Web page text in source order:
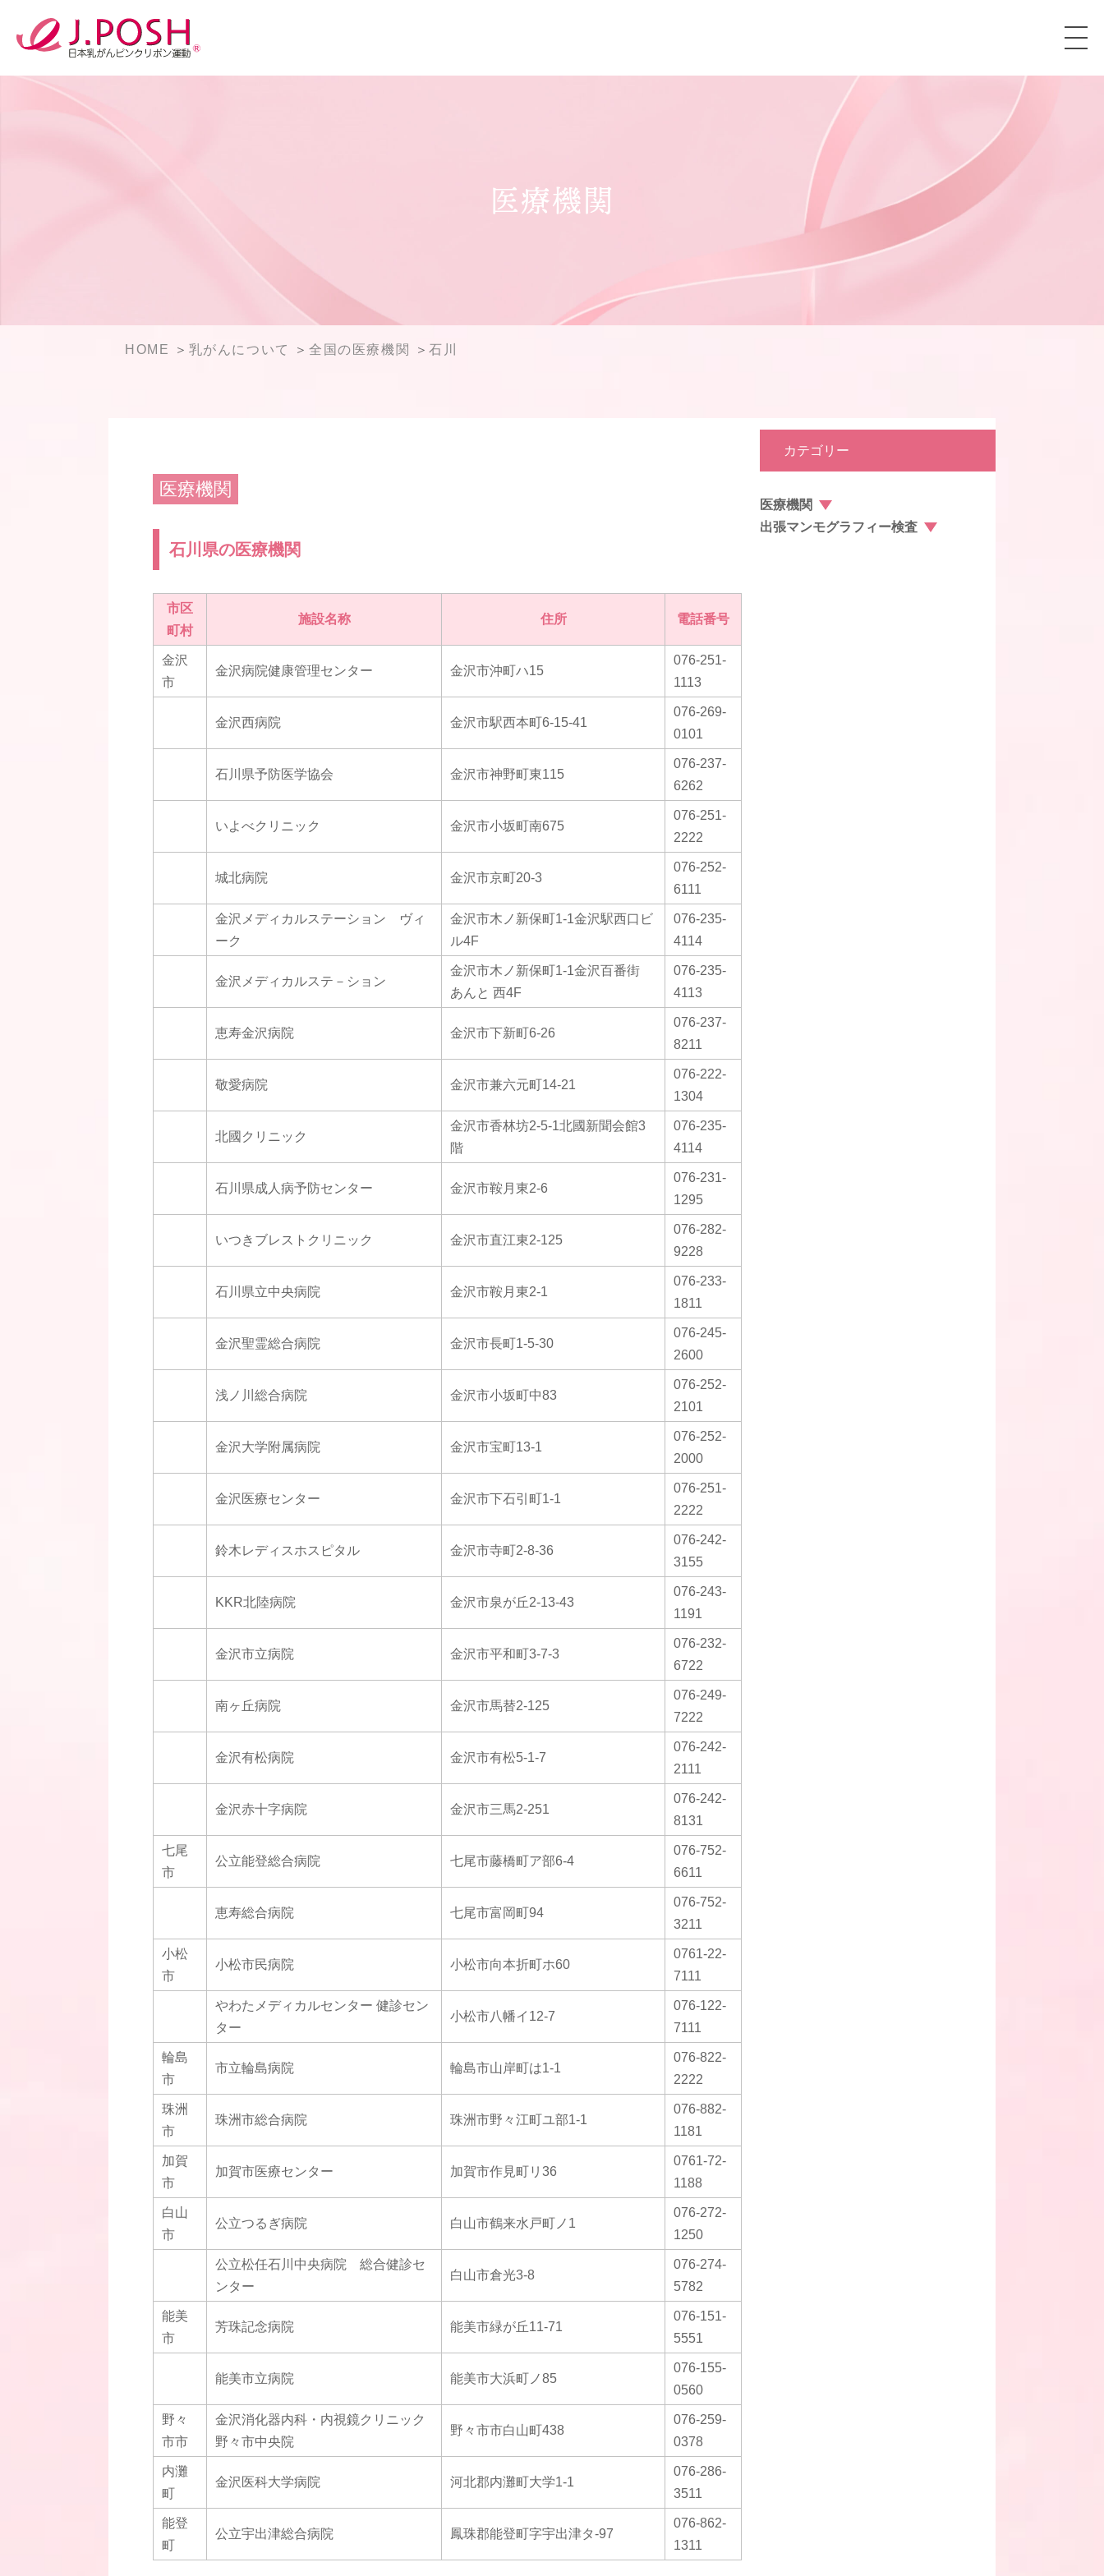
医療機関
HOME 乳がんについて 全国の医療機関 石川
医療機関
石川県の医療機関
市区
町村
施設名称 住所 電話番号
金沢
市
金沢病院健康管理センター 金沢市沖町ハ15
076-251-
1113
金沢西病院 金沢市駅西本町6-15-41
076-269-
0101
石川県予防医学協会 金沢市神野町東115
076-237-
6262
いよべクリニック 金沢市小坂町南675
076-251-
2222
城北病院 金沢市京町20-3
076-252-
6111
金沢メディカルステーション ヴィ
ーク
金沢市木ノ新保町1-1金沢駅西口ビ
ル4F
076-235-
4114
金沢メディカルステ－ション
金沢市木ノ新保町1-1金沢百番街
あんと 西4F
076-235-
4113
恵寿金沢病院 金沢市下新町6-26
076-237-
8211
敬愛病院 金沢市兼六元町14-21
076-222-
1304
北國クリニック
金沢市香林坊2-5-1北國新聞会館3
階
076-235-
4114
石川県成人病予防センター 金沢市鞍月東2-6
076-231-
1295
いつきブレストクリニック 金沢市直江東2-125
076-282-
9228
石川県立中央病院 金沢市鞍月東2-1
076-233-
1811
金沢聖霊総合病院 金沢市長町1-5-30
076-245-
2600
浅ノ川総合病院 金沢市小坂町中83
076-252-
2101
金沢大学附属病院 金沢市宝町13-1
076-252-
2000
金沢医療センター 金沢市下石引町1-1
076-251-
2222
鈴木レディスホスピタル 金沢市寺町2-8-36
076-242-
3155
KKR北陸病院 金沢市泉が丘2-13-43
076-243-
1191
金沢市立病院 金沢市平和町3-7-3
076-232-
6722
南ヶ丘病院 金沢市馬替2-125
076-249-
7222
金沢有松病院 金沢市有松5-1-7
076-242-
2111
金沢赤十字病院 金沢市三馬2-251
076-242-
8131
七尾
市
公立能登総合病院 七尾市藤橋町ア部6-4
076-752-
6611
恵寿総合病院 七尾市富岡町94
076-752-
3211
小松
市
小松市民病院 小松市向本折町ホ60
0761-22-
7111
やわたメディカルセンター 健診セン
ター
小松市八幡イ12-7
076-122-
7111
輪島
市
市立輪島病院 輪島市山岸町は1-1
076-822-
2222
珠洲
市
珠洲市総合病院 珠洲市野々江町ユ部1-1
076-882-
1181
加賀
市
加賀市医療センター 加賀市作見町リ36
0761-72-
1188
白山
市
公立つるぎ病院 白山市鶴来水戸町ノ1
076-272-
1250
公立松任石川中央病院 総合健診セ
ンター
白山市倉光3-8
076-274-
5782
能美
市
芳珠記念病院 能美市緑が丘11-71
076-151-
5551
能美市立病院 能美市大浜町ノ85
076-155-
0560
野々
市市
金沢消化器内科・内視鏡クリニック
野々市中央院
野々市市白山町438
076-259-
0378
内灘
町
金沢医科大学病院 河北郡内灘町大学1-1
076-286-
3511
能登
町
公立宇出津総合病院 鳳珠郡能登町字宇出津タ-97
076-862-
1311
カテゴリー
医療機関
出張マンモグラフィー検査